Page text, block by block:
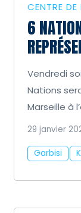
CENTRE
6
Vendredi
Nations
Marseille à
29 janvier
Garbisi